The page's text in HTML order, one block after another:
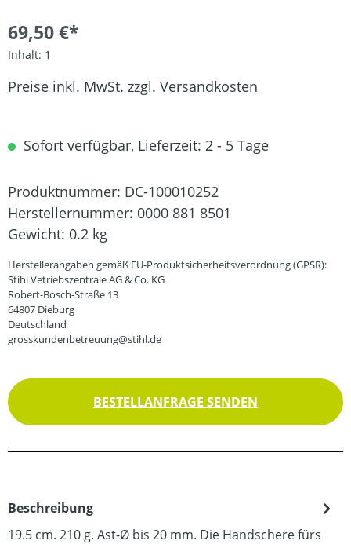
69,50 €*
Inhalt: 1
Preise inkl. MwSt. zzgl. Versandkosten
Sofort verfügbar, Lieferzeit: 2 - 5 Tage
Produktnummer: DC-100010252
Herstellernummer: 0000 881 8501
Gewicht: 0.2 kg
Herstellerangaben gemäß EU-Produktsicherheitsverordnung (GPSR):
Stihl Vetriebszentrale AG & Co. KG
Robert-Bosch-Straße 13
64807 Dieburg
Deutschland
grosskundenbetreuung@stihl.de
BESTELLANFRAGE SENDEN
Beschreibung
19.5 cm. 210 g. Ast-Ø bis 20 mm. Die Handschere fürs